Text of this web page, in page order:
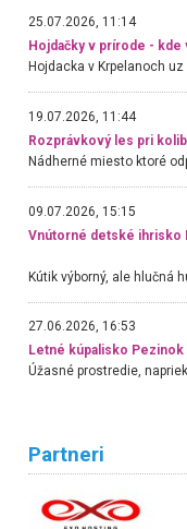
25.07.2026, 11:14
Hojdačky v prírode - kde
19.07.2026, 11:44
Rozprávkový les pri
09.07.2026, 15:15
Vnútorné detské ihrisko
27.06.2026, 16:53
Letné kúpalisko Pezinok
Partneri